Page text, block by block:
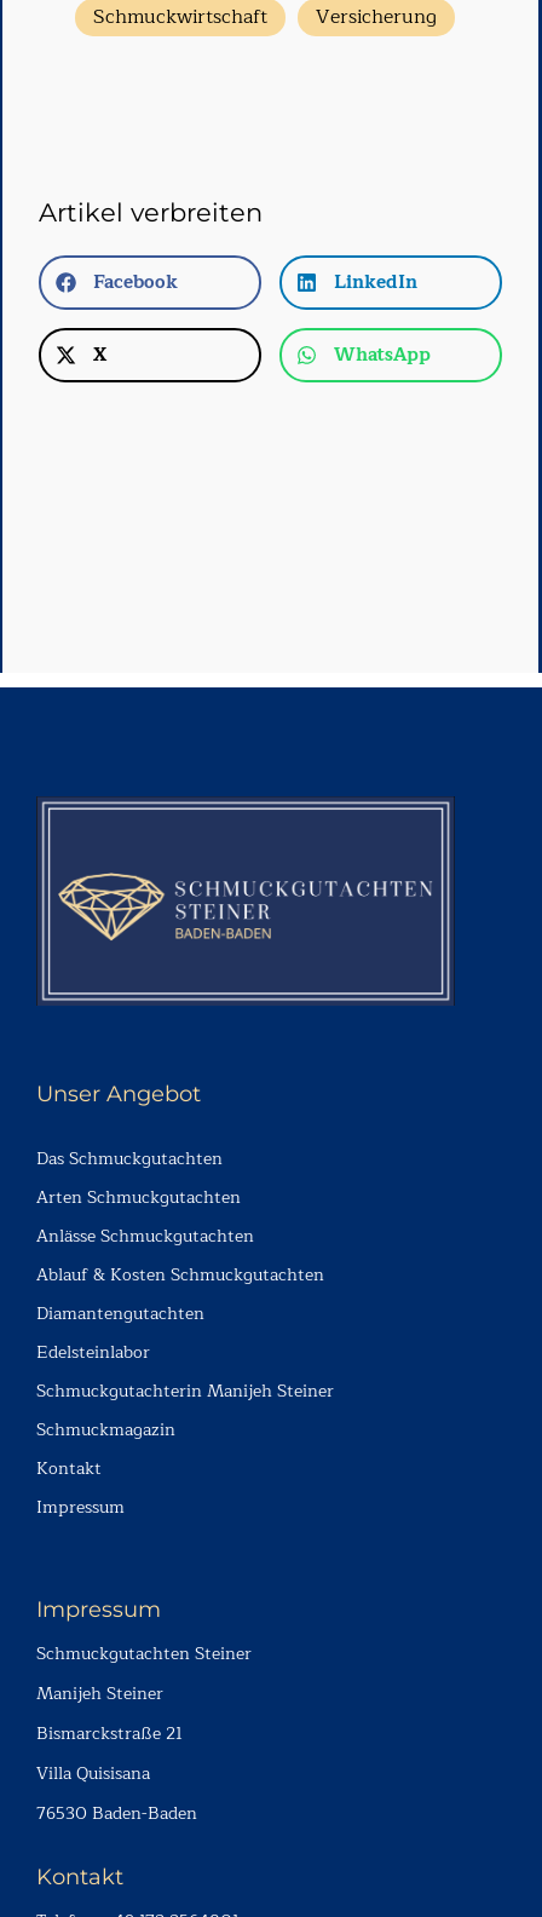
Schmuckwirtschaft
Versicherung
Artikel verbreiten
Facebook LinkedIn
X WhatsApp
Unser Angebot
Das Schmuckgutachten
Arten Schmuckgutachten
Anlässe Schmuckgutachten
Ablauf & Kosten Schmuckgutachten
Diamantengutachten
Edelsteinlabor
Schmuckgutachterin Manijeh Steiner
Schmuckmagazin
Kontakt
Impressum
Impressum
Schmuckgutachten Steiner
Manijeh Steiner
Bismarckstraße 21
Villa Quisisana
76530 Baden-Baden
Kontakt